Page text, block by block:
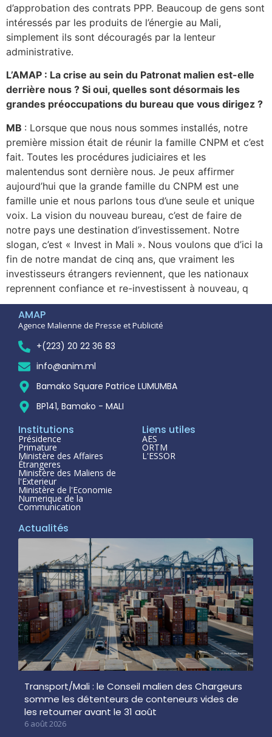
d’approbation des contrats PPP. Beaucoup de gens sont
intéressés par les produits de l’énergie au Mali,
simplement ils sont découragés par la lenteur
administrative.
L’AMAP : La crise au sein du Patronat malien est-elle
derrière nous ? Si oui, quelles sont désormais les
grandes préoccupations du bureau que vous dirigez ?
MB : Lorsque que nous nous sommes installés, notre
première mission était de réunir la famille CNPM et c’est
fait. Toutes les procédures judiciaires et les
malentendus sont dernière nous. Je peux affirmer
aujourd’hui que la grande famille du CNPM est une
famille unie et nous parlons tous d’une seule et unique
voix. La vision du nouveau bureau, c’est de faire de
notre pays une destination d’investissement. Notre
slogan, c’est « Invest in Mali ». Nous voulons que d’ici la
fin de notre mandat de cinq ans, que vraiment les
investisseurs étrangers reviennent, que les nationaux
reprennent confiance et re-investissent à nouveau, q
AMAP
Agence Malienne de Presse et Publicité
+(223) 20 22 36 83
info@anim.ml
Bamako Square Patrice LUMUMBA
BP141, Bamako - MALI
Institutions
Présidence
Primature
Ministère des Affaires
Étrangeres
Ministère des Maliens de
l'Exterieur
Ministère de l'Economie
Numerique de la
Communication
Liens utiles
AES
ORTM
L'ESSOR
Actualités
Transport/Mali : le Conseil malien des Chargeurs
somme les détenteurs de conteneurs vides de
les retourner avant le 31 août
6 août 2026